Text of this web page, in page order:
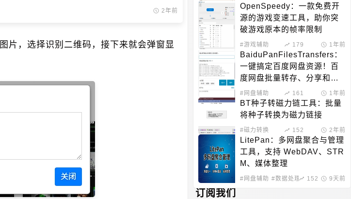
2年前
片，选择识别二维码，接下来就会弹窗显
OpenSpeedy：一款免费开
源的游戏变速工具，助你突
破游戏原本的帧率限制
#游戏辅助 179 1年前
BaiduPanFilesTransfers：
一键搞定百度网盘资源！百
度网盘批量转存、分享和检
测工具
#网盘辅助 161 1年前
BT种子转磁力链工具：批量
将种子转换为磁力链接
#磁力转换 152 2年前
LitePan：多网盘聚合与管理
工具，支持 WebDAV、STR
M、媒体整理
#网盘辅助 #数据处理 152 9天前
订阅我们